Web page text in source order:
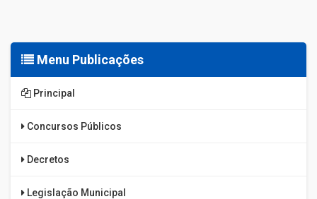
Menu Publicações
Principal
Concursos Públicos
Decretos
Legislação Municipal